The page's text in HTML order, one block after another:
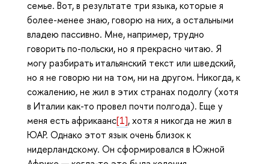
семье. Вот, в результате три языка, которые я
более-менее знаю, говорю на них, а остальными
владею пассивно. Мне, например, трудно
говорить по-польски, но я прекрасно читаю. Я
могу разбирать итальянский текст или шведский,
но я не говорю ни на том, ни на другом. Никогда, к
сожалению, не жил в этих странах подолгу (хотя
в Италии как-то провел почти полгода). Еще у
меня есть африкаанс[1], хотя я никогда не жил в
ЮАР. Однако этот язык очень близок к
нидерландскому. Он сформировался в Южной